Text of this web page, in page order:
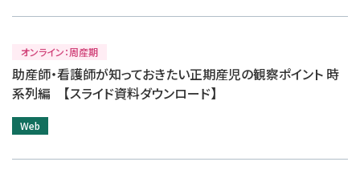
オンライン：周産期
助産師・看護師が知っておきたい正期産児の観察ポイント 時
系列編 【スライド資料ダウンロード】
Web